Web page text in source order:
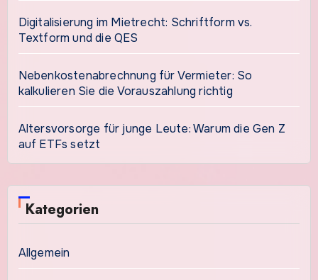
Digitalisierung im Mietrecht: Schriftform vs.
Textform und die QES
Nebenkostenabrechnung für Vermieter: So
kalkulieren Sie die Vorauszahlung richtig
Altersvorsorge für junge Leute: Warum die Gen Z
auf ETFs setzt
Kategorien
Allgemein